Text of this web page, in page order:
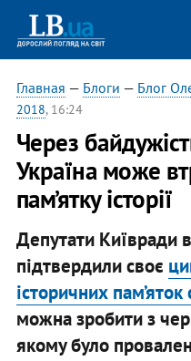
Главная — Блоги — Блог
2018, 16:24
Через
Україна може
пам’ятку історії
Депутати Київради
підтвердили своє
історичних пам’яток
можна зробити з
якому було